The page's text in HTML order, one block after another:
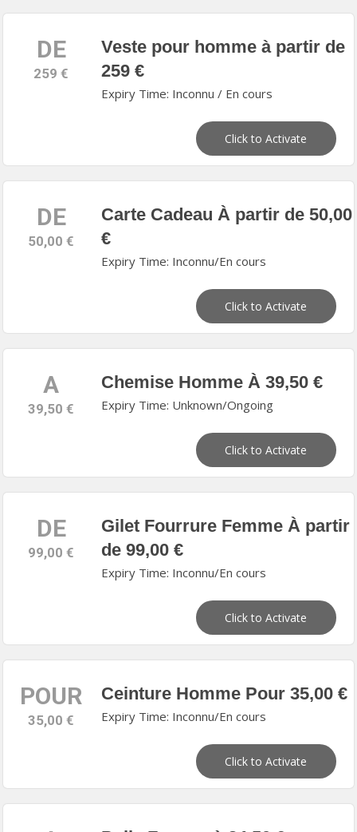
DE
259 €
Veste pour homme à partir de
259 €
Expiry Time: Inconnu / En cours
Click to Activate
DE
50,00 €
Carte Cadeau À partir de 50,00
€
Expiry Time: Inconnu/En cours
Click to Activate
A
39,50 €
Chemise Homme À 39,50 €
Expiry Time: Unknown/Ongoing
Click to Activate
DE
99,00 €
Gilet Fourrure Femme À partir
de 99,00 €
Expiry Time: Inconnu/En cours
Click to Activate
POUR
35,00 €
Ceinture Homme Pour 35,00 €
Expiry Time: Inconnu/En cours
Click to Activate